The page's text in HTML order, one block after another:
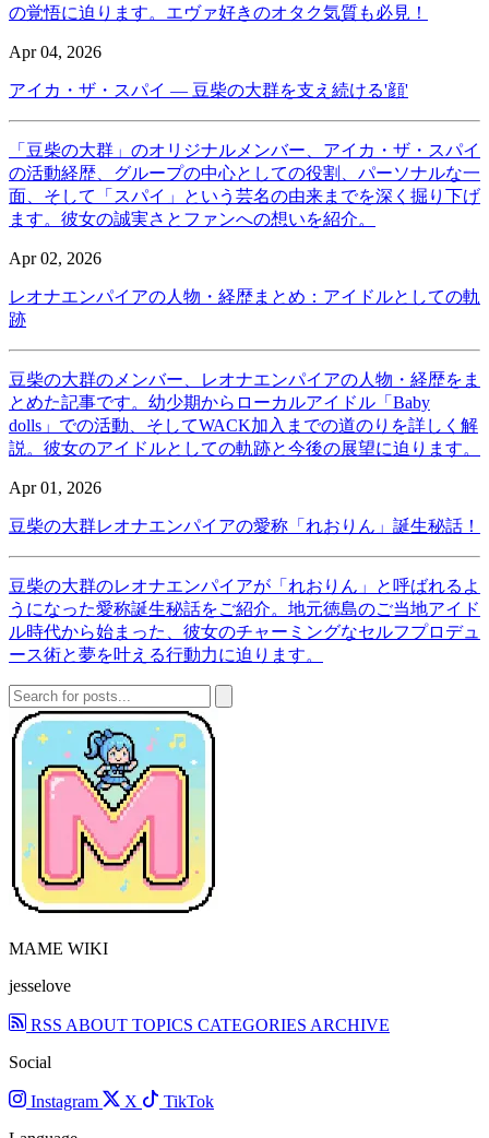
の覚悟に迫ります。エヴァ好きのオタク気質も必見！
Apr 04, 2026
アイカ・ザ・スパイ ― 豆柴の大群を支え続ける'顔'
「豆柴の大群」のオリジナルメンバー、アイカ・ザ・スパイ
の活動経歴、グループの中心としての役割、パーソナルな一
面、そして「スパイ」という芸名の由来までを深く掘り下げ
ます。彼女の誠実さとファンへの想いを紹介。
Apr 02, 2026
レオナエンパイアの人物・経歴まとめ：アイドルとしての軌
跡
豆柴の大群のメンバー、レオナエンパイアの人物・経歴をま
とめた記事です。幼少期からローカルアイドル「Baby
dolls」での活動、そしてWACK加入までの道のりを詳しく解
説。彼女のアイドルとしての軌跡と今後の展望に迫ります。
Apr 01, 2026
豆柴の大群レオナエンパイアの愛称「れおりん」誕生秘話！
豆柴の大群のレオナエンパイアが「れおりん」と呼ばれるよ
うになった愛称誕生秘話をご紹介。地元徳島のご当地アイド
ル時代から始まった、彼女のチャーミングなセルフプロデュ
ース術と夢を叶える行動力に迫ります。
MAME WIKI
jesselove
RSS ABOUT TOPICS CATEGORIES ARCHIVE
Social
Instagram X
TikTok